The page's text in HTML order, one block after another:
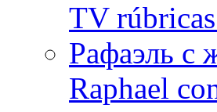
TV
Рафаэль с
Raphael